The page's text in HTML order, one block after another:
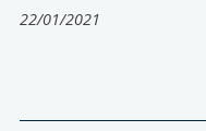
22/01/2021